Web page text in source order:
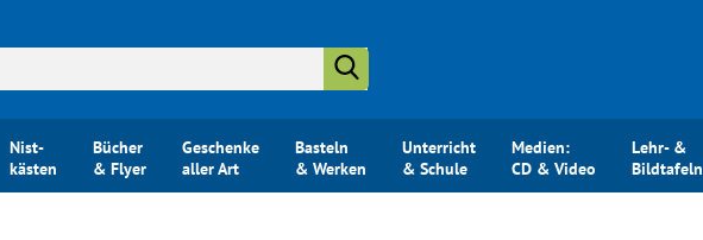
Suche...
Nist-
kästen
Bücher
& Flyer
Geschenke
aller Art
Basteln
& Werken
Unterricht
& Schule
Medien:
CD & Video
Lehr- &
Bildtafeln